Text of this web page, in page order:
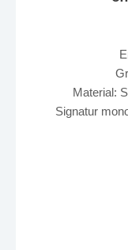
Material:
Signatur